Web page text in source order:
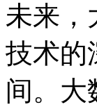
未来，
技术的
间。大